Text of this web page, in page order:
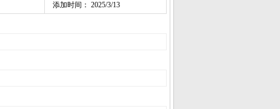
添加时间： 2025/3/13